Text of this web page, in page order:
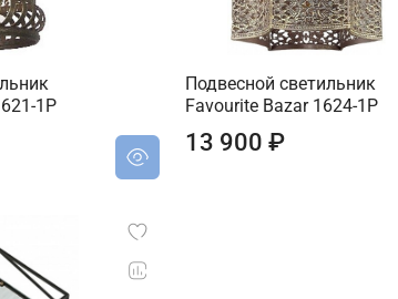
1P
Подвесной светильник
Favourite Bazar 1624-1P
13 900 ₽